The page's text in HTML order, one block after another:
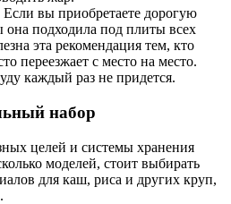
Если вы приобретаете дорогую
она подходила под плиты всех
эта рекомендация тем, кто
переезжает с место на место.
каждый раз не придется.
набор
целей и системы хранения
моделей, стоит выбирать
для каш, риса и других круп,